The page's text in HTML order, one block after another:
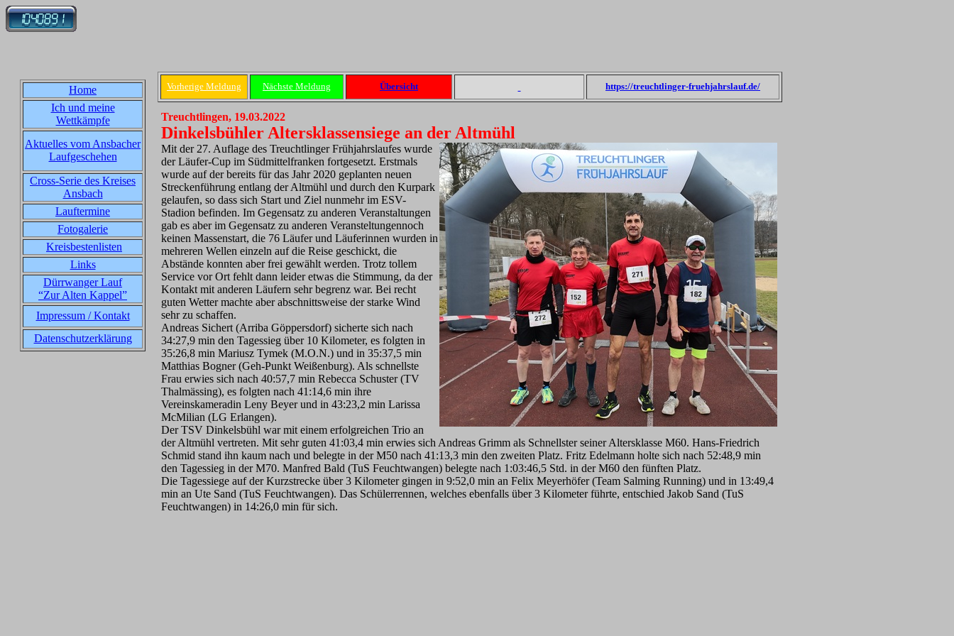
Home
Ich und meine
Wettkämpfe
Aktuelles vom Ansbacher
Laufgeschehen
Cross-Serie des Kreises
Ansbach
Lauftermine
Fotogalerie
Kreisbestenlisten
Links
Dürrwanger Lauf
“Zur Alten Kappel”
Impressum / Kontakt
Datenschutzerklärung
Vorherige Meldung Nächste Meldung Übersicht https://treuchtlinger-fruehjahrslauf.de/
Treuchtlingen, 19.03.2022
Dinkelsbühler Altersklassensiege an der Altmühl
Mit der 27. Auflage des Treuchtlinger Frühjahrslaufes wurde
der Läufer-Cup im Südmittelfranken fortgesetzt. Erstmals
wurde auf der bereits für das Jahr 2020 geplanten neuen
Streckenführung entlang der Altmühl und durch den Kurpark
gelaufen, so dass sich Start und Ziel nunmehr im ESV-
Stadion befinden. Im Gegensatz zu anderen Veranstaltungen
gab es aber im Gegensatz zu anderen Veransteltungennoch
keinen Massenstart, die 76 Läufer und Läuferinnen wurden in
mehreren Wellen einzeln auf die Reise geschickt, die
Abstände konnten aber frei gewählt werden. Trotz tollem
Service vor Ort fehlt dann leider etwas die Stimmung, da der
Kontakt mit anderen Läufern sehr begrenz war. Bei recht
guten Wetter machte aber abschnittsweise der starke Wind
sehr zu schaffen.
Andreas Sichert (Arriba Göppersdorf) sicherte sich nach
34:27,9 min den Tagessieg über 10 Kilometer, es folgten in
35:26,8 min Mariusz Tymek (M.O.N.) und in 35:37,5 min
Matthias Bogner (Geh-Punkt Weißenburg). Als schnellste
Frau erwies sich nach 40:57,7 min Rebecca Schuster (TV
Thalmässing), es folgten nach 41:14,6 min ihre
Vereinskameradin Leny Beyer und in 43:23,2 min Larissa
McMilian (LG Erlangen).
Der TSV Dinkelsbühl war mit einem erfolgreichen Trio an
der Altmühl vertreten. Mit sehr guten 41:03,4 min erwies sich Andreas Grimm als Schnellster seiner Altersklasse M60. Hans-Friedrich
Schmid stand ihn kaum nach und belegte in der M50 nach 41:13,3 min den zweiten Platz. Fritz Edelmann holte sich nach 52:48,9 min
den Tagessieg in der M70. Manfred Bald (TuS Feuchtwangen) belegte nach 1:03:46,5 Std. in der M60 den fünften Platz.
Die Tagessiege auf der Kurzstrecke über 3 Kilometer gingen in 9:52,0 min an Felix Meyerhöfer (Team Salming Running) und in 13:49,4
min an Ute Sand (TuS Feuchtwangen). Das Schülerrennen, welches ebenfalls über 3 Kilometer führte, entschied Jakob Sand (TuS
Feuchtwangen) in 14:26,0 min für sich.